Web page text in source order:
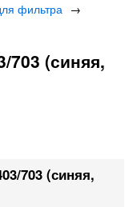
фильтра →
703 (синяя,
703 (синяя,